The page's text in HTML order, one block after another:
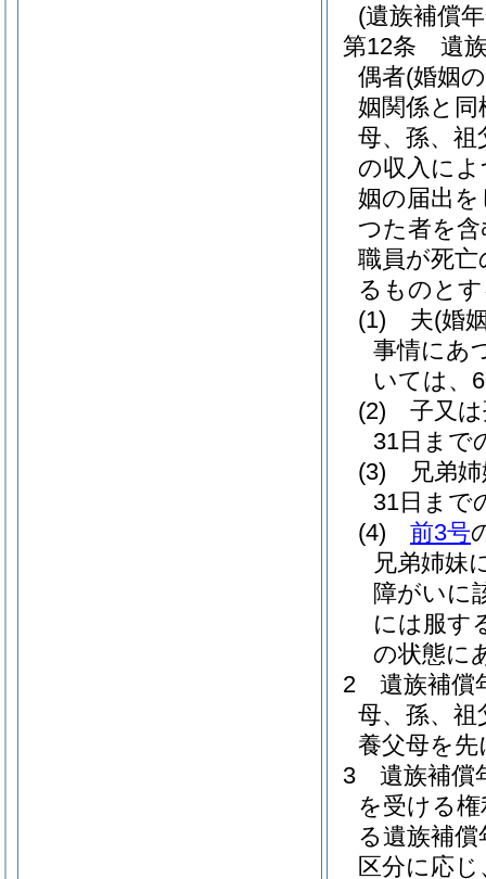
(遺族補償
第12条
遺
偶者(婚姻
姻関係と
母、孫、
の収入に
姻の届出
つた者を含
職員が死亡
るものと
(1)
夫(婚
事情にあ
いては、
(2)
子又
31日まで
(3)
兄弟
31日まで
(4)
前3号
兄弟姉妹
障がいに
には服す
の状態に
2
遺族補償
母、孫、
養父母を
3
遺族補償
を受ける
る遺族補
区分に応